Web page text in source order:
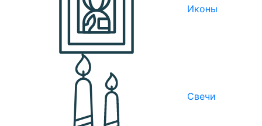
Иконы
Свечи